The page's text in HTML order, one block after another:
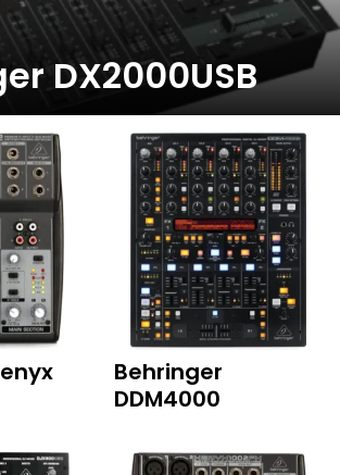
DX2000USB
Behringer
DDM4000